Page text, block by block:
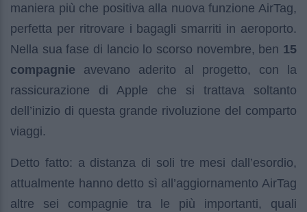
maniera più che positiva alla nuova funzione AirTag,
perfetta per ritrovare i bagagli smarriti in aeroporto.
Nella sua fase di lancio lo scorso novembre, ben 15
compagnie avevano aderito al progetto, con la
rassicurazione di Apple che si trattava soltanto
dell’inizio di questa grande rivoluzione del comparto
viaggi.
Detto fatto: a distanza di soli tre mesi dall’esordio,
attualmente hanno detto sì all’aggiornamento AirTag
altre sei compagnie tra le più importanti, quali